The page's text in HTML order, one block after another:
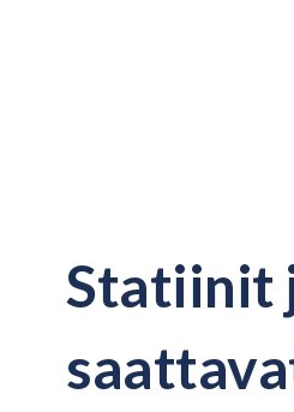
Statiinit